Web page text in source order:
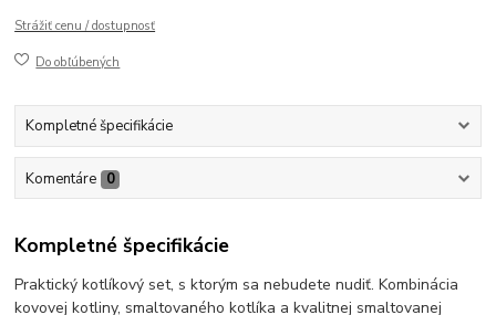
Strážiť cenu / dostupnosť
Do obľúbených
Kompletné špecifikácie
Komentáre 0
Kompletné špecifikácie
Praktický kotlíkový set, s ktorým sa nebudete nudiť. Kombinácia
kovovej kotliny, smaltovaného kotlíka a kvalitnej smaltovanej